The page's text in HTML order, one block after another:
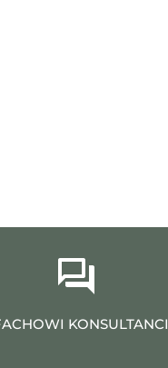
KONSULTANCI